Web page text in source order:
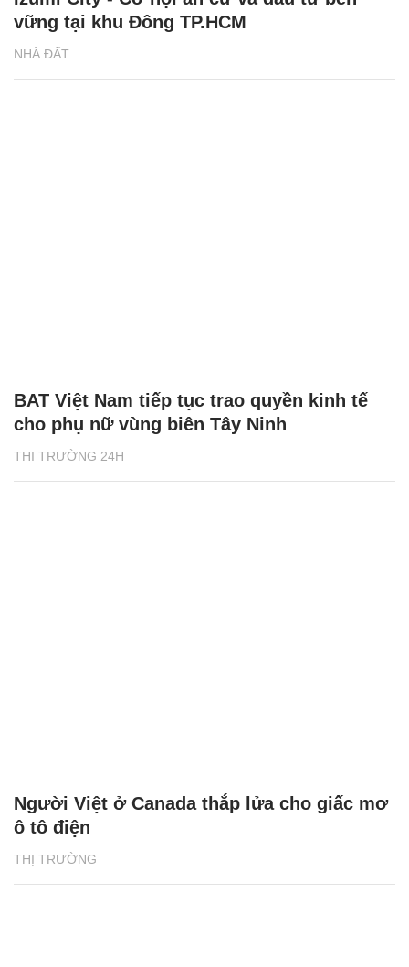
NHÀ ĐẤT
vững tại khu Đông TP.HCM
THỊ TRƯỜNG 24H
BAT Việt Nam tiếp tục trao quyền kinh tế
cho phụ nữ vùng biên Tây Ninh
THỊ TRƯỜNG
Người Việt ở Canada thắp lửa cho giấc mơ
ô tô điện